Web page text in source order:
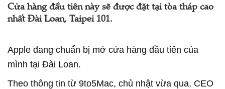
Cửa hàng đầu tiên này sẽ được đặt tại tòa tháp cao
nhất Đài Loan, Taipei 101.
Apple đang chuẩn bị mở cửa hàng đầu tiên của
mình tại Đài Loan.
Theo thông tin từ 9to5Mac, chủ nhật vừa qua, CEO